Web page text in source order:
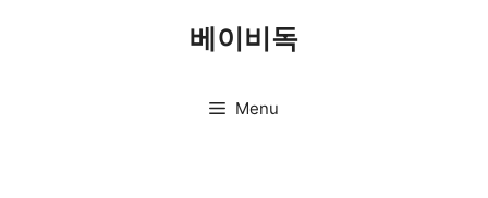
베이비독
Menu